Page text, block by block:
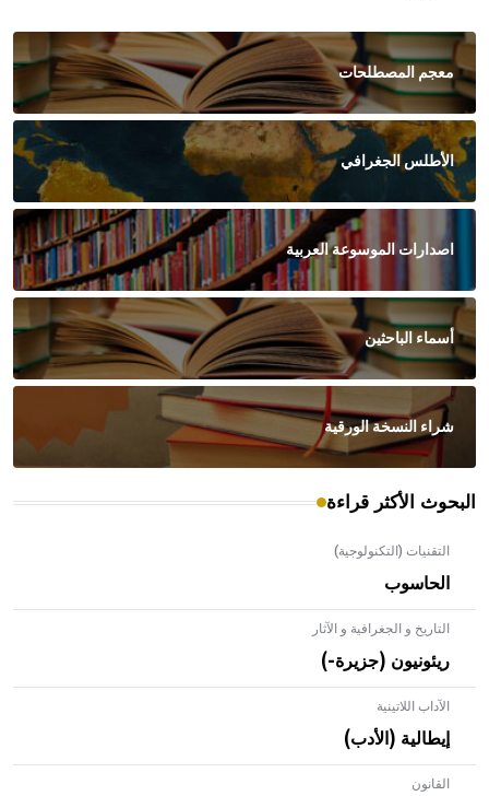
معجم المصطلحات
الأطلس الجغرافي
اصدارات الموسوعة العربية
أسماء الباحثين
شراء النسخة الورقية
البحوث الأكثر قراءة
التقنيات (التكنولوجية)
الحاسوب
التاريخ و الجغرافية و الآثار
ريئونيون (جزيرة-)
الآداب اللاتينية
إيطالية (الأدب)
القانون- هل تعلم أن الأبلق نوع من الفنون الهندسية التي ارتبطت